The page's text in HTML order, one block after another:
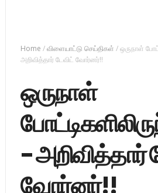
Home /விளையாட்டு செய்திகள் /ஒருநாள்
அறிவித்தார் டேவிட் வோர்னர்!!
ஒருநாள்
- அறிவித்தார்
வோர்னர்!!